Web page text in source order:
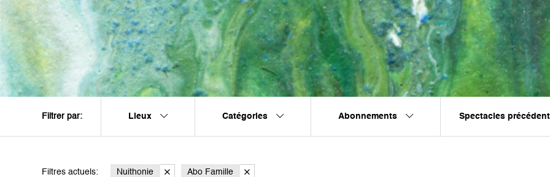
Filtrer par: Lieux Catégories Abonnements Spectacles
Filtres actuels: Nuithonie Abo Famille